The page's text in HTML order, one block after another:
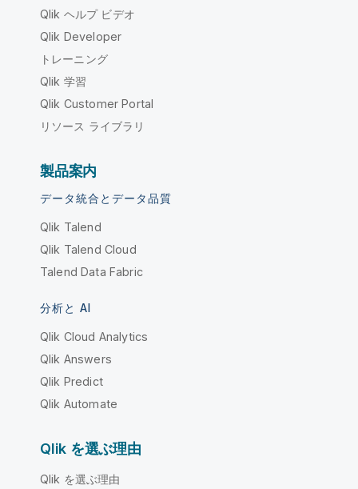
Qlik ヘルプ ビデオ
Qlik Developer
トレーニング
Qlik 学習
Qlik Customer Portal
リソース ライブラリ
製品案内
データ統合とデータ品質
Qlik Talend
Qlik Talend Cloud
Talend Data Fabric
分析と AI
Qlik Cloud Analytics
Qlik Answers
Qlik Predict
Qlik Automate
Qlik を選ぶ理由
Qlik を選ぶ理由